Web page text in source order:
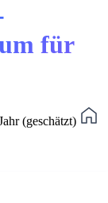
für
(geschätzt)